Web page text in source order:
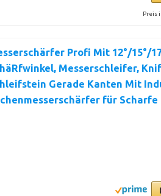
Preis
Profi Mit 12°/15°/
Messerschleifer,
Gerade Kanten Mit
für Scharfe